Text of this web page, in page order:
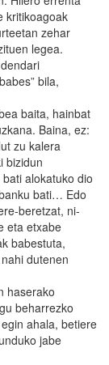
kritikoagoak
zehar
legea.
bila,
baita, hainbat
Baina, ez:
zu kalera
bizidun
bati alokatuko dio
bati… Edo
beretzat, ni-
eta etxabe
babestuta,
dutenen
haserako
beharrezko
ahala, betiere
jabe